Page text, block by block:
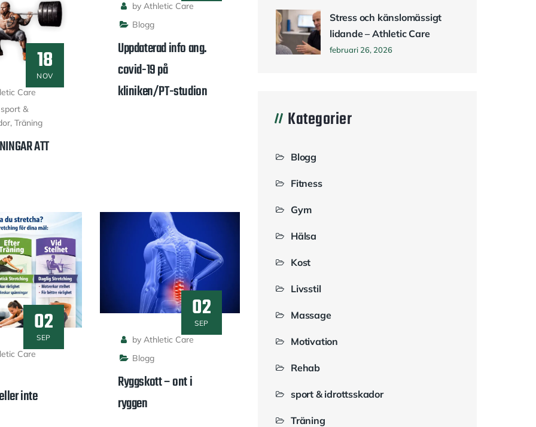
18
NOV
Care
sport &
, Träning
ATT
by Athletic Care
Blogg
Uppdaterad info ang.
covid-19 på
kliniken/PT-studion
02
SEP
Care
inte
02
SEP
by Athletic Care
Blogg
Ryggskott – ont i
ryggen
Stress och känslomässigt
lidande – Athletic Care
februari 26, 2026
Kategorier
Blogg
Fitness
Gym
Hälsa
Kost
Livsstil
Massage
Motivation
Rehab
sport & idrottsskador
Träning